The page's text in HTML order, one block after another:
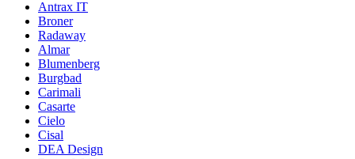
Antrax IT
Broner
Radaway
Almar
Blumenberg
Burgbad
Carimali
Casarte
Cielo
Cisal
DEA Design